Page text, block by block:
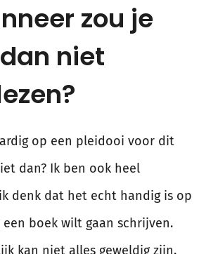
zou je
niet
op een pleidooi voor dit
dan? Ik ben ook heel
denk dat het echt handig is op
boek wilt gaan schrijven.
kan niet alles geweldig zijn.